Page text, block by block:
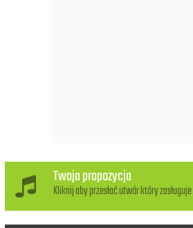
Bamba Bamba Bamba Bamba
Bamba Bamba Bamba Bamba
Twoja propozycja
Kliknij aby przesłać utwór który